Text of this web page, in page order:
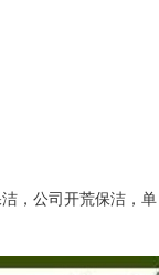
，公司开荒保洁，单